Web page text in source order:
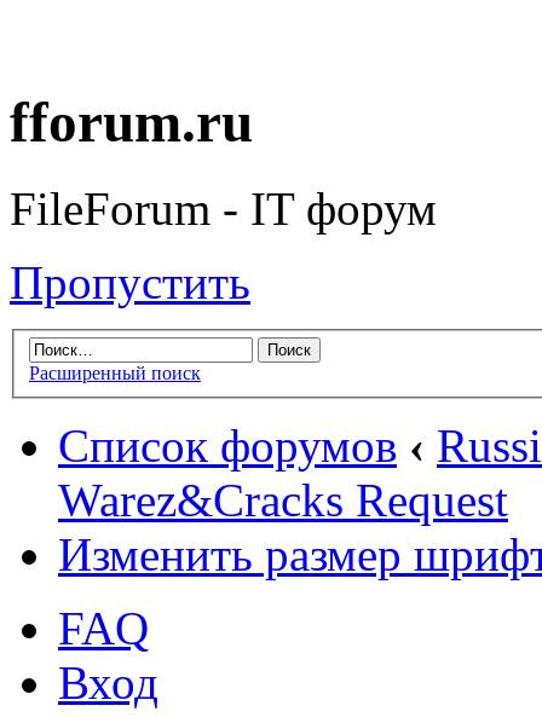
fforum.ru
FileForum - IT форум
Пропустить
Расширенный поиск
Список форумов ‹
Warez&Cracks Request
Изменить размер
FAQ
Вход